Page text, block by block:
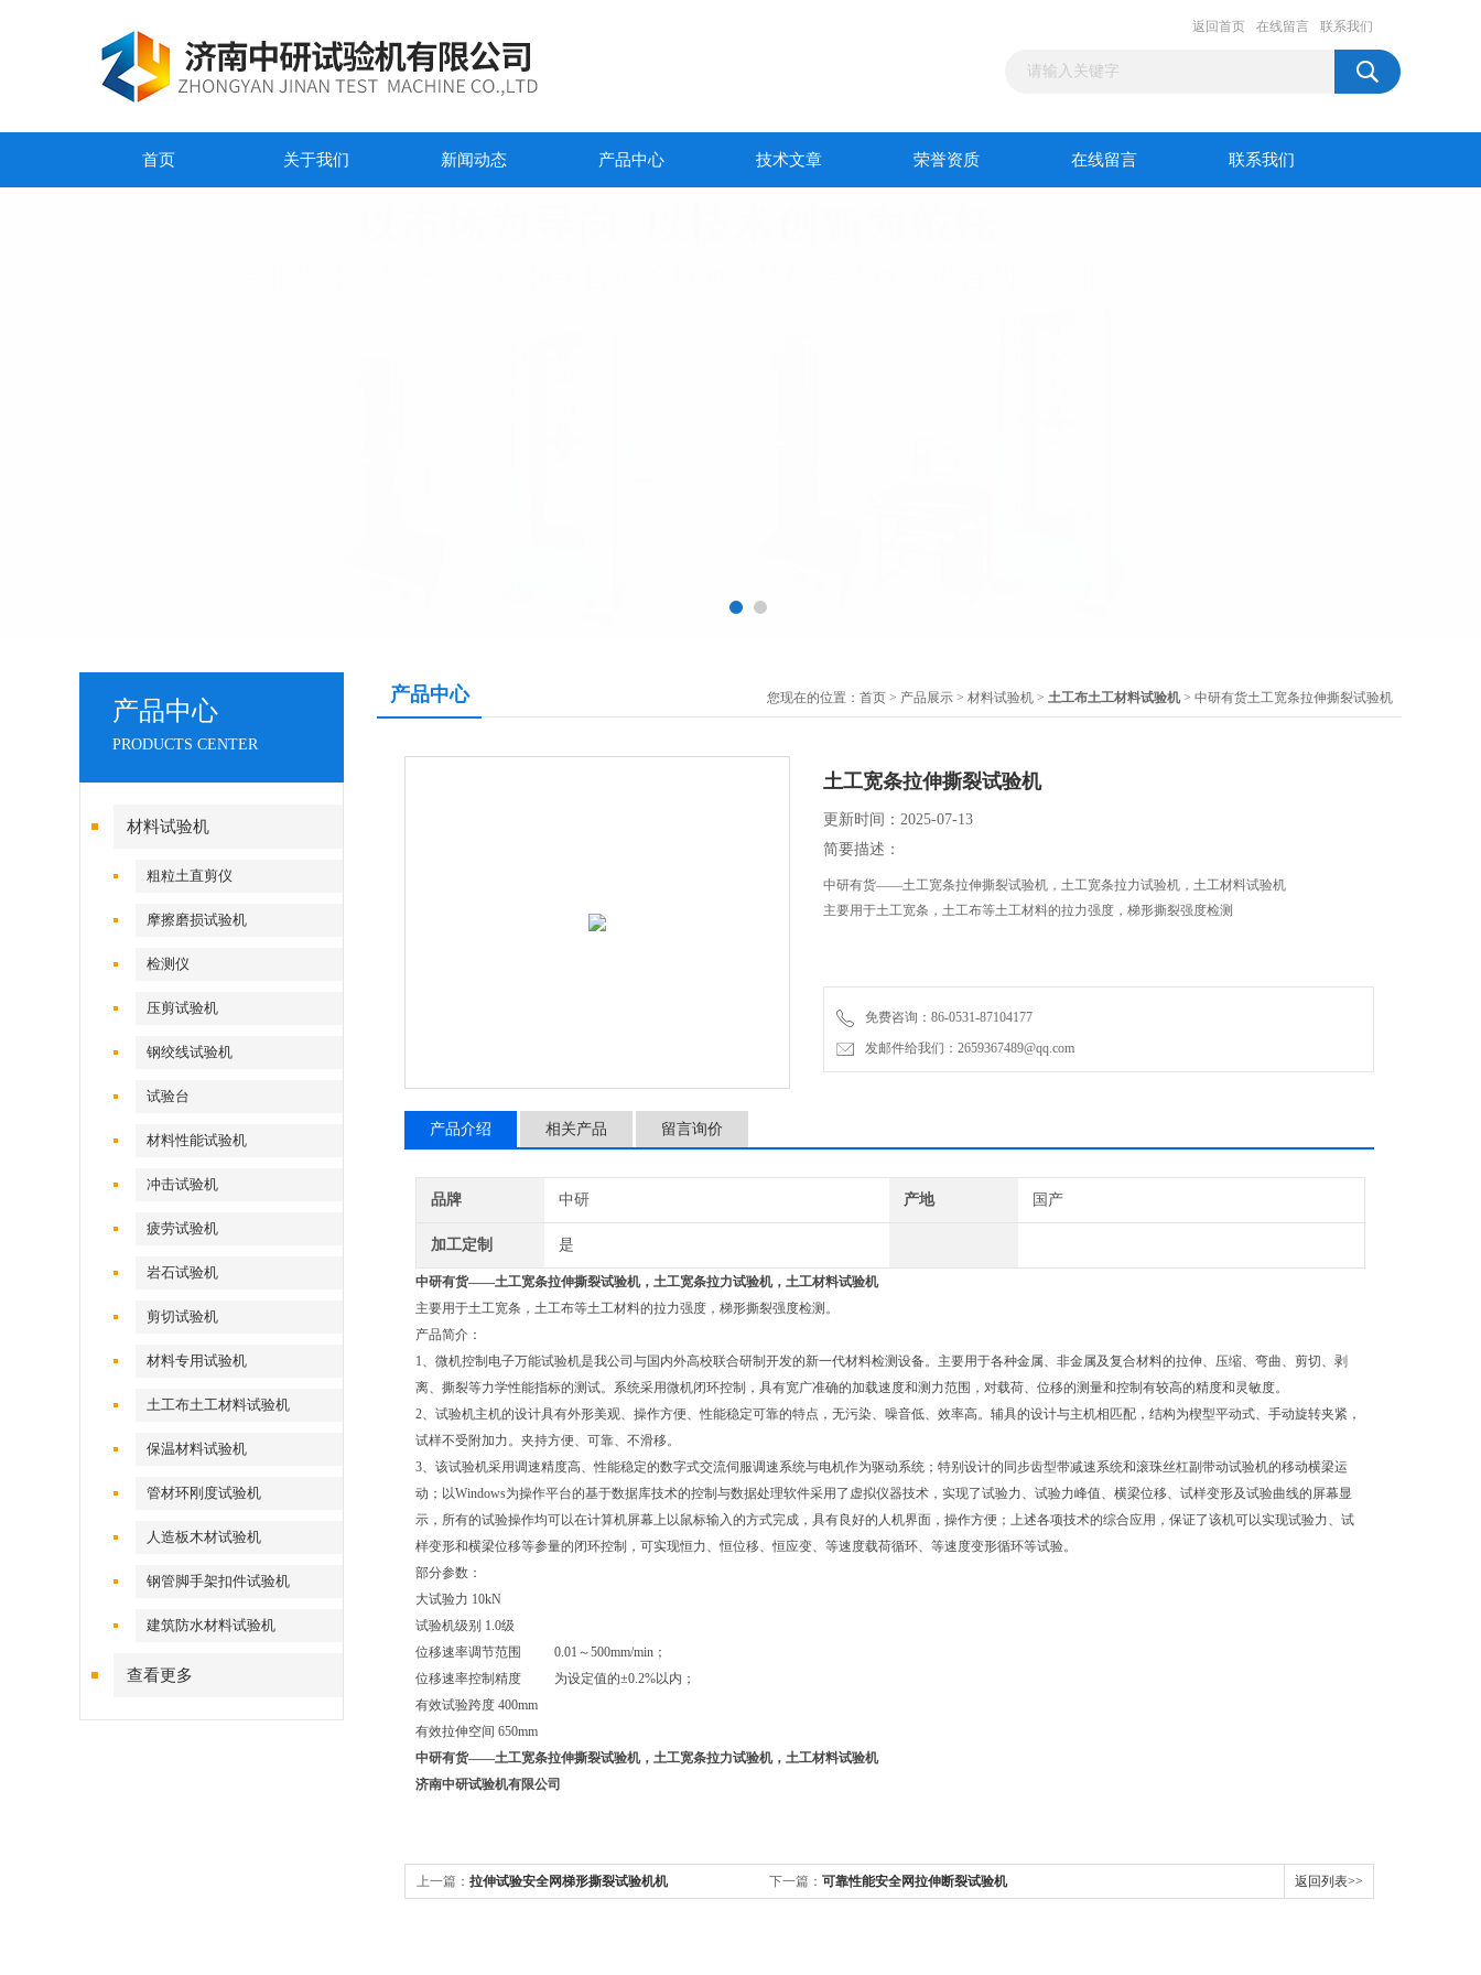
返回首页 在线留言 联系我们
首页 关于我们 新闻动态 产品中心 技术文章 荣誉资质 在线留言 联系我们
产品中心
PRODUCTS CENTER
材料试验机
粗粒土直剪仪
摩擦磨损试验机
检测仪
压剪试验机
钢绞线试验机
试验台
材料性能试验机
冲击试验机
疲劳试验机
岩石试验机
剪切试验机
材料专用试验机
土工布土工材料试验机
保温材料试验机
管材环刚度试验机
人造板木材试验机
钢管脚手架扣件试验机
建筑防水材料试验机
查看更多
产品中心 您现在的位置： 首页 > 产品展示 > 材料试验机 > 土工布土工材料试验机 > 中研有货土工宽条拉伸撕裂试验机
土工宽条拉伸撕裂试验机
更新时间：2025-07-13
简要描述：
中研有货——土工宽条拉伸撕裂试验机，土工宽条拉力试验机，土工材料试验机
主要用于土工宽条，土工布等土工材料的拉力强度，梯形撕裂强度检测
免费咨询：86-0531-87104177
发邮件给我们：2659367489@qq.com
产品介绍 相关产品 留言询价
品牌 中研 产地 国产
加工定制 是
中研有货——土工宽条拉伸撕裂试验机，土工宽条拉力试验机，土工材料试验机
主要用于土工宽条，土工布等土工材料的拉力强度，梯形撕裂强度检测。
产品简介：
1、微机控制电子万能试验机是我公司与国内外高校联合研制开发的新一代材料检测设备。主要用于各种金属、非金属及复合材料的拉伸、压缩、弯曲、剪切、剥
离、撕裂等力学性能指标的测试。系统采用微机闭环控制，具有宽广准确的加载速度和测力范围，对载荷、位移的测量和控制有较高的精度和灵敏度。
2、试验机主机的设计具有外形美观、操作方便、性能稳定可靠的特点，无污染、噪音低、效率高。辅具的设计与主机相匹配，结构为楔型平动式、手动旋转夹紧，
试样不受附加力。夹持方便、可靠、不滑移。
3、该试验机采用调速精度高、性能稳定的数字式交流伺服调速系统与电机作为驱动系统；特别设计的同步齿型带减速系统和滚珠丝杠副带动试验机的移动横梁运
动；以Windows为操作平台的基于数据库技术的控制与数据处理软件采用了虚拟仪器技术，实现了试验力、试验力峰值、横梁位移、试样变形及试验曲线的屏幕显
示，所有的试验操作均可以在计算机屏幕上以鼠标输入的方式完成，具有良好的人机界面，操作方便；上述各项技术的综合应用，保证了该机可以实现试验力、试
样变形和横梁位移等参量的闭环控制，可实现恒力、恒位移、恒应变、等速度载荷循环、等速度变形循环等试验。
部分参数：
大试验力 10kN
试验机级别 1.0级
位移速率调节范围 0.01～500mm/min；
位移速率控制精度 为设定值的±0.2%以内；
有效试验跨度 400mm
有效拉伸空间 650mm
中研有货——土工宽条拉伸撕裂试验机，土工宽条拉力试验机，土工材料试验机
济南中研试验机有限公司
上一篇： 拉伸试验安全网梯形撕裂试验机机 下一篇： 可靠性能安全网拉伸断裂试验机 返回列表>>